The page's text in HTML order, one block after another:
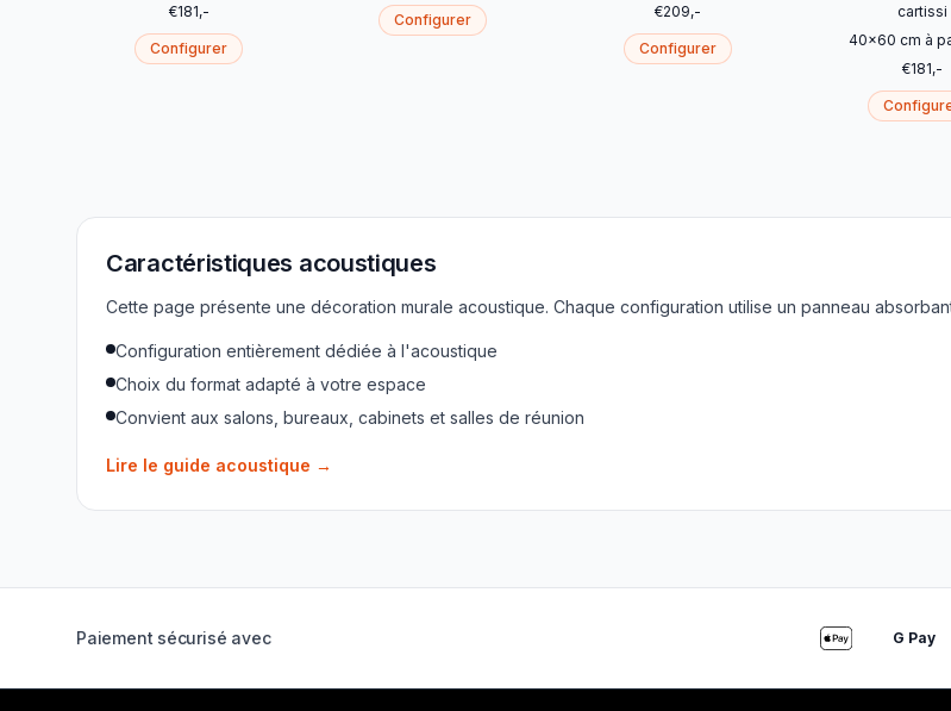
€181,-
Configurer
Configurer
€209,-
Configurer
cartissi
40x60 cm à
€181,-
Caractéristiques acoustiques
Cette page présente une décoration murale acoustique. Chaque configuration utilise un panneau
Configuration entièrement dédiée à l'acoustique
Choix du format adapté à votre espace
Convient aux salons, bureaux, cabinets et salles de réunion
Lire le guide acoustique →
Paiement sécurisé avec G Pay